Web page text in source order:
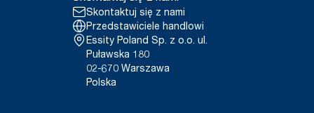
Skontaktuj się z nami
Przedstawiciele handlowi
Essity Poland Sp. z o.o. ul.
Puławska 180
02-670 Warszawa
Polska